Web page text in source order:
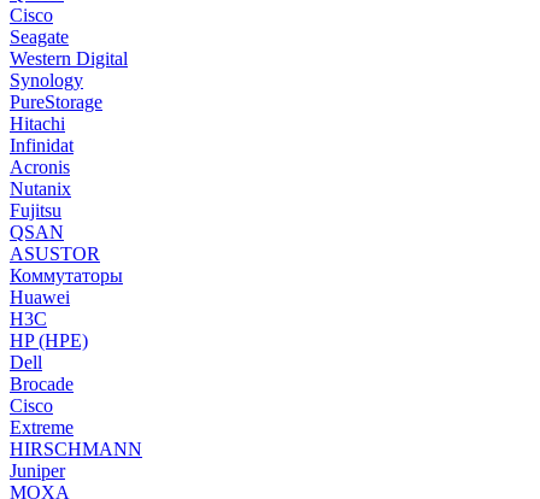
Cisco
Seagate
Western Digital
Synology
PureStorage
Hitachi
Infinidat
Acronis
Nutanix
Fujitsu
QSAN
ASUSTOR
Коммутаторы
Huawei
H3C
HP (HPE)
Dell
Brocade
Cisco
Extreme
HIRSCHMANN
Juniper
MOXA